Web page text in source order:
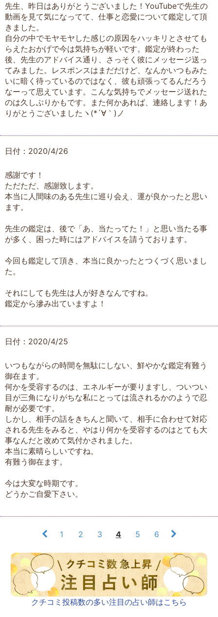
先生、昨日はありがとうございました！YouTubeで先生の
動画を見て気になってて、仕事と恋愛について鑑定して頂
きました。
自分の中でモヤモヤした感じの原因をハッキリとさせても
らえたおかげで今は気持ちが軽いです。鑑定が終わった
後、先生のアドバイス通り、さっそく彼にメッセージ送っ
てみました。レスポンスはまだだけど、なんかいつもみた
いに暗く待っているのではなく、彼も頑張ってるんだろう
なーって思えています。こんな気持ちでメッセージ送れた
のは久しぶりかもです。また何かあれば、連絡します！あ
りがとうございましたヽ(*´∀｀)ノ
日付：2020/4/26
感謝です！
ただただ、感謝致します。
本当に人間味のある先生に巡り会え、運が良かったと思い
ます。
先生の鑑定は、後で「あ、当たってた！」と思い当たる事
が多く、困った時にはアドバイスを請うております。
今回も鑑定して頂き、本当に良かったとつくづく思いまし
た。
それにしても先生は人が好きなんですね。
鑑定から滲み出ていますよ！
日付：2020/4/25
いつもながらの時間を無駄にしない、鮮やかな鑑定有難う
御在ます。
何かを受容するのは、エネルギーが要りますし、ついつい
目が三角になりがちな私にとっては流されるかのようで忍
耐が必要です。
しかし、相手の話をきちんと聞いて、相手に合わせて対応
される先生をみると、やはり何かを受容するのはとても大
事なんだと改めて気付かされました。
本当に素晴らしいですね。
有難う御在ます。
今は大変な時期です。
どうかご自愛下さい。
1 2 3 4 5 6
クチコミ投稿数の多い注目の占い師はこちら